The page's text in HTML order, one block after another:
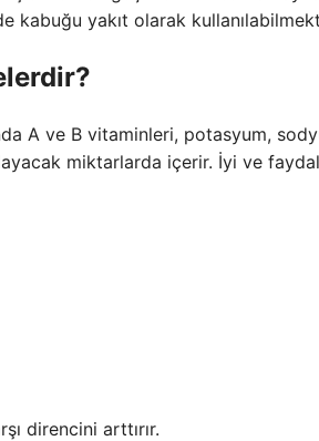
kabuğu yakıt olarak
A ve B vitaminleri, potasyum,
miktarlarda içerir. İyi ve
direncini arttırır.